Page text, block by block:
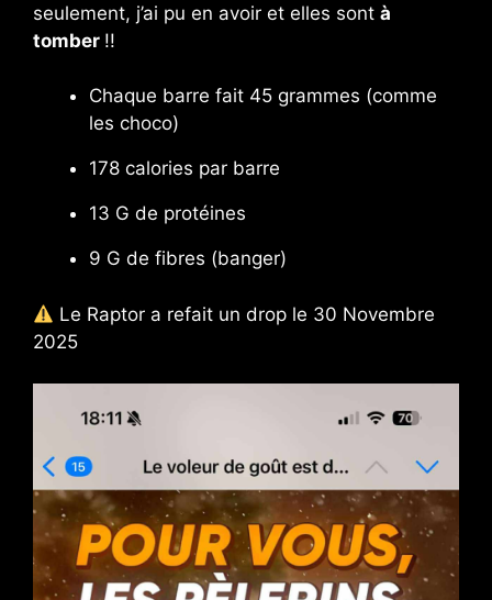
seulement, j’ai pu en avoir et elles sont à
tomber !!
Chaque barre fait 45 grammes (comme
les choco)
178 calories par barre
13 G de protéines
9 G de fibres (banger)
Le Raptor a refait un drop le 30 Novembre
2025